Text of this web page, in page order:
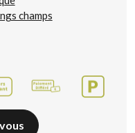
champs